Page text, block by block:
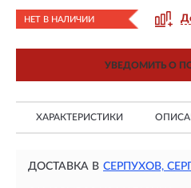
НЕТ В НАЛИЧИИ
УВЕДОМИТЬ О
ХАРАКТЕРИСТИКИ
ДОСТАВКА В СЕРПУХОВ,